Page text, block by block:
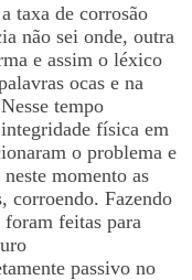
taxa de corrosão
não sei onde, outra
e assim o léxico
ocas e na
tempo
física em
o problema e
momento as
corroendo. Fazendo
foram feitas para
passivo no